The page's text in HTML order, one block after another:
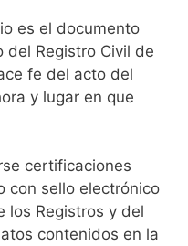
es el documento
del Registro Civil de
fe del acto del
y lugar en que
certificaciones
con sello electrónico
los Registros y del
contenidos en la